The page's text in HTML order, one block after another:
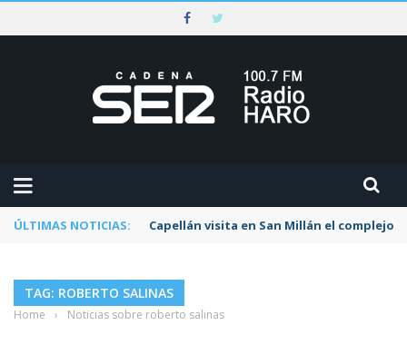
ÚLTIMAS NOTICIAS: Capellán visita en San Millán el complejo
TAG: ROBERTO SALINAS
Home › Noticias sobre roberto salinas